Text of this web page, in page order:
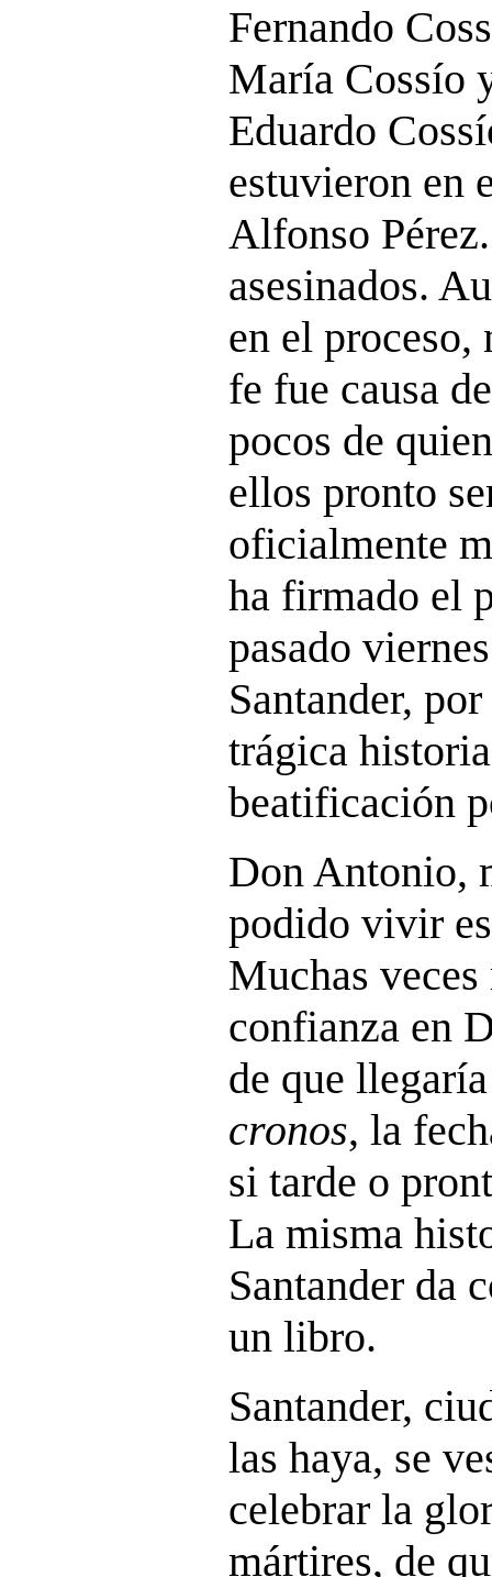
Fernando
María Cossío
Eduardo
estuvieron en
Alfonso
asesinados.
en el proceso,
fe fue causa
pocos de
ellos pronto
oficialmente
ha firmado el
pasado
Santander,
trágica
beatificación
Don Antonio,
podido vivir
Muchas
confianza en
de que
cronos, la
si tarde o
La misma
Santander da
un libro.
Santander,
las haya, se
celebrar la
mártires, de